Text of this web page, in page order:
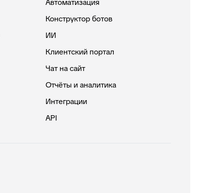
Автоматизация
Конструктор ботов
ИИ
Клиентский портал
Чат на сайт
Отчёты и аналитика
Интеграции
API